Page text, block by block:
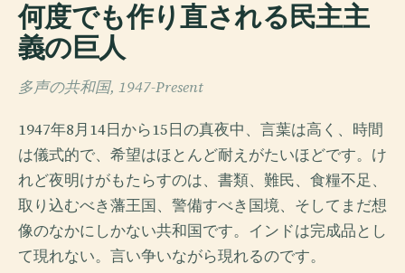
何度でも作り直される民主主
義の巨人
多声の共和国, 1947-Present
1947年8月14日から15日の真夜中、言葉は高く、時間
は儀式的で、希望はほとんど耐えがたいほどです。け
れど夜明けがもたらすのは、書類、難民、食糧不足、
取り込むべき藩王国、警備すべき国境、そしてまだ想
像のなかにしかない共和国です。インドは完成品とし
て現れない。言い争いながら現れるのです。